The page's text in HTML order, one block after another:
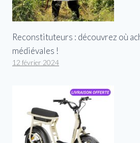
Reconstituteurs : découvrez où
médiévales !
12 février 2024